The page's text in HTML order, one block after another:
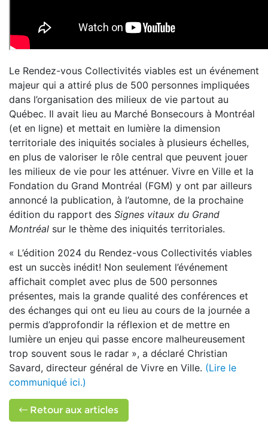
Le Rendez-vous Collectivités viables est un événement
majeur qui a attiré plus de 500 personnes impliquées
dans l’organisation des milieux de vie partout au
Québec. Il avait lieu au Marché Bonsecours à Montréal
(et en ligne) et mettait en lumière la dimension
territoriale des iniquités sociales à plusieurs échelles,
en plus de valoriser le rôle central que peuvent jouer
les milieux de vie pour les atténuer. Vivre en Ville et la
Fondation du Grand Montréal (FGM) y ont par ailleurs
annoncé la publication, à l’automne, de la prochaine
édition du rapport des Signes vitaux du Grand
Montréal sur le thème des iniquités territoriales.
« L’édition 2024 du Rendez-vous Collectivités viables
est un succès inédit! Non seulement l’événement
affichait complet avec plus de 500 personnes
présentes, mais la grande qualité des conférences et
des échanges qui ont eu lieu au cours de la journée a
permis d’approfondir la réflexion et de mettre en
lumière un enjeu qui passe encore malheureusement
trop souvent sous le radar », a déclaré Christian
Savard, directeur général de Vivre en Ville. (Lire le
communiqué ici.)
Retour aux articles